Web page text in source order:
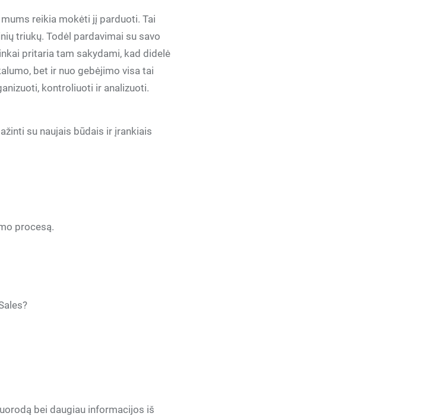
reikia mokėti jį parduoti. Tai
triukų. Todėl pardavimai su savo
pritaria tam sakydami, kad didelė
bet ir nuo gebėjimo visa tai
kontroliuoti ir analizuoti.
su naujais būdais ir įrankiais
procesą.
bei daugiau informacijos iš